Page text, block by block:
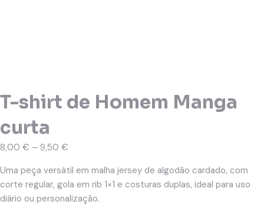
T-shirt de Homem Manga
curta
8,00 € – 9,50 €
Uma peça versátil em malha jersey de algodão cardado, com
corte regular, gola em rib 1×1 e costuras duplas, ideal para uso
diário ou personalização.